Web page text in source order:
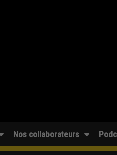
Nos collaborateurs